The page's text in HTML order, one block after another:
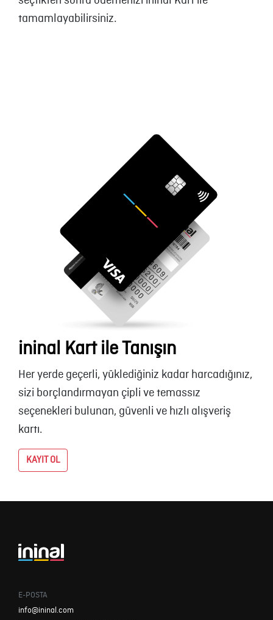
tamamlayabilirsiniz.
ininal Kart ile Tanışın
Her yerde geçerli, yüklediğiniz kadar harcadığınız,
sizi borçlandırmayan çipli ve temassız
seçenekleri bulunan, güvenli ve hızlı alışveriş
kartı.
KAYIT OL
E-POSTA
info@ininal.com